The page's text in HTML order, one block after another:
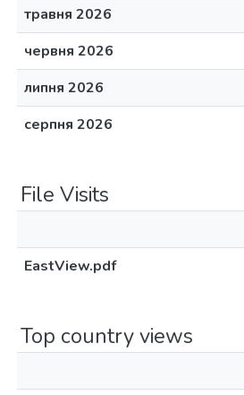
травня 2026
червня 2026
липня 2026
серпня 2026
File Visits
EastView.pdf
Top country views